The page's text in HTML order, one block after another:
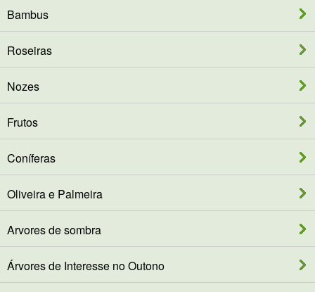
Bambus
Roseiras
Nozes
Frutos
Coníferas
Oliveira e Palmeira
Arvores de sombra
Árvores de Interesse no Outono